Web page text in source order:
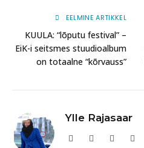
EELMINE ARTIKKEL
KUULA: “lõputu festival” –
EiK-i seitsmes stuudioalbum
on totaalne “kõrvauss”
Ylle Rajasaar
Website FacebookInstagram